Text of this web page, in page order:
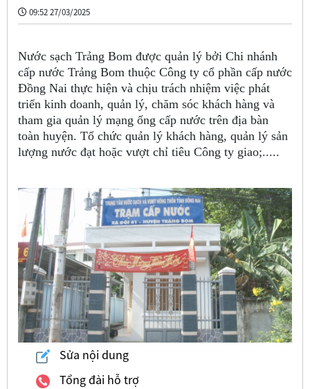
09:52 27/03/2025
Nước sạch Trảng Bom được quản lý bởi Chi nhánh
cấp nước Trảng Bom thuộc Công ty cổ phần cấp nước
Đồng Nai thực hiện và chịu trách nhiệm việc phát
triển kinh doanh, quản lý, chăm sóc khách hàng và
tham gia quản lý mạng ống cấp nước trên địa bàn
toàn huyện. Tổ chức quản lý khách hàng, quản lý sản
lượng nước đạt hoặc vượt chỉ tiêu Công ty giao;.....
Sửa nội dung
Tổng đài hỗ trợ